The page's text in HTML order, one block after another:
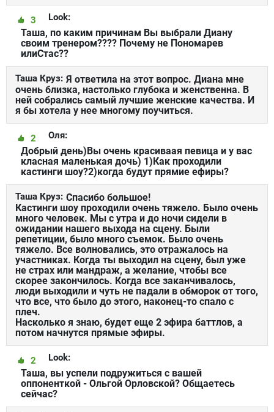
Look:
3
Таша, по каким причинам Вы выбрали Диану
своим тренером???? Почему не Пономарев
илиСтас??
Таша Круз: Я ответила на этот вопрос. Диана мне
очень близка, настолько глубока и женственна. В
ней собрались самый лучшие женские качества. И
я бы хотела у нее многому поучиться.
Оля:
2
Добрый день)Вы очень красиваая певица и у вас
класная маленькая дочь) 1)Как проходили
кастинги шоу?2)когда будут прямие ефиры?
Таша Круз: Спасибо большое!
Кастинги шоу проходили очень тяжело. Было очень
много человек. Мы с утра и до ночи сидели в
ожидании нашего выхода на сцену. Были
репетиции, было много съемок. Было очень
тяжело. Все волновались, это отражалось на
участниках. Когда ты выходил на сцену, был уже
не страх или мандраж, а желание, чтобы все
скорее закончилось. Когда все заканчивалось,
люди выходили и чуть не падали в обморок от того,
что все, что было до этого, наконец-то спало с
плеч.
Насколько я знаю, будет еще 2 эфира баттлов, а
потом начнутся прямые эфиры.
Look:
2
Таша, вы успели подружиться с вашей
оппоненткой - Ольгой Орловской? Общаетесь
сейчас?